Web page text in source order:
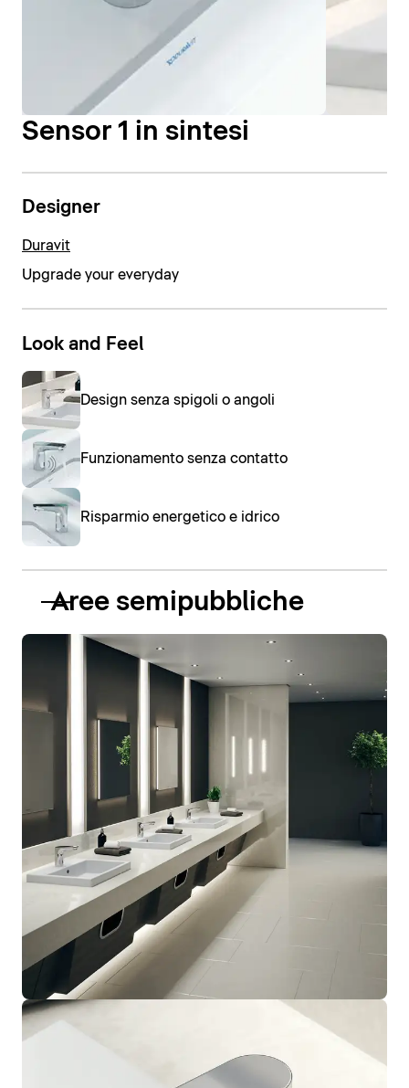
Sensor 1 in sintesi
Designer
Duravit
Upgrade your everyday
Look and Feel
Design senza spigoli o angoli
Funzionamento senza contatto
Risparmio energetico e idrico
Aree semipubbliche